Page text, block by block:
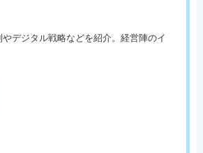
デジタル戦略などを紹介。経営陣のイ